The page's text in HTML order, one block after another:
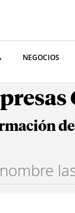
NEGOCIOS